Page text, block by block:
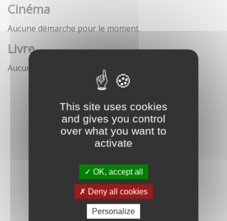
This site uses cookies
and gives you control
over what you want to
activate
OK, accept all
Deny all cookies
Personalize
Cinéma
Aucune démarche pour le moment
Livre
Aucune démarche pour le moment